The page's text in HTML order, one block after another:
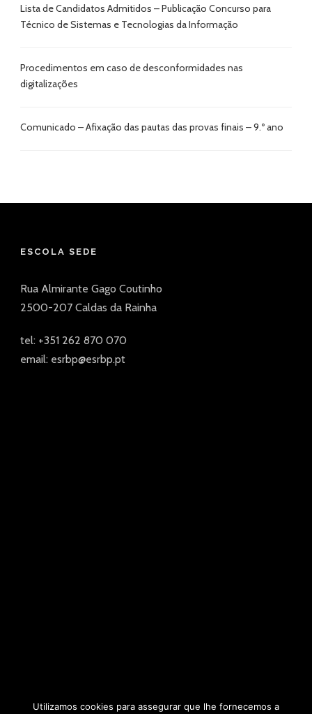
Lista de Candidatos Admitidos – Publicação Concurso para
Técnico de Sistemas e Tecnologias da Informação
Procedimentos em caso de desconformidades nas
digitalizações
Comunicado – Afixação das pautas das provas finais – 9.º ano
ESCOLA SEDE
Rua Almirante Gago Coutinho
2500-207 Caldas da Rainha
tel: +351 262 870 070
email: esrbp@esrbp.pt
Utilizamos cookies para assegurar que lhe fornecemos a